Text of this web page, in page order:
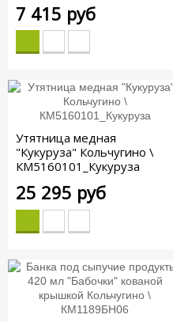
7 415 руб
Утятница медная
"Кукуруза" Кольчугино \
КМ5160101_Кукуруза
25 295 руб